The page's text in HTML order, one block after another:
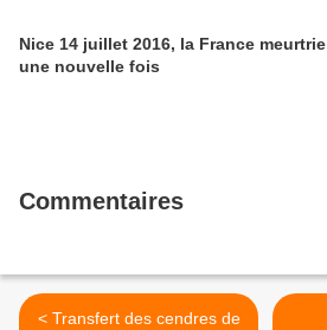
Nice 14 juillet 2016, la France meurtrie
une nouvelle fois
Commentaires
< Transfert des cendres de